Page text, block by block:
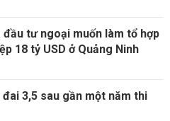
tư ngoại muốn làm tổ hợp
18 tỷ USD ở Quảng Ninh
3,5 sau gần một năm thi